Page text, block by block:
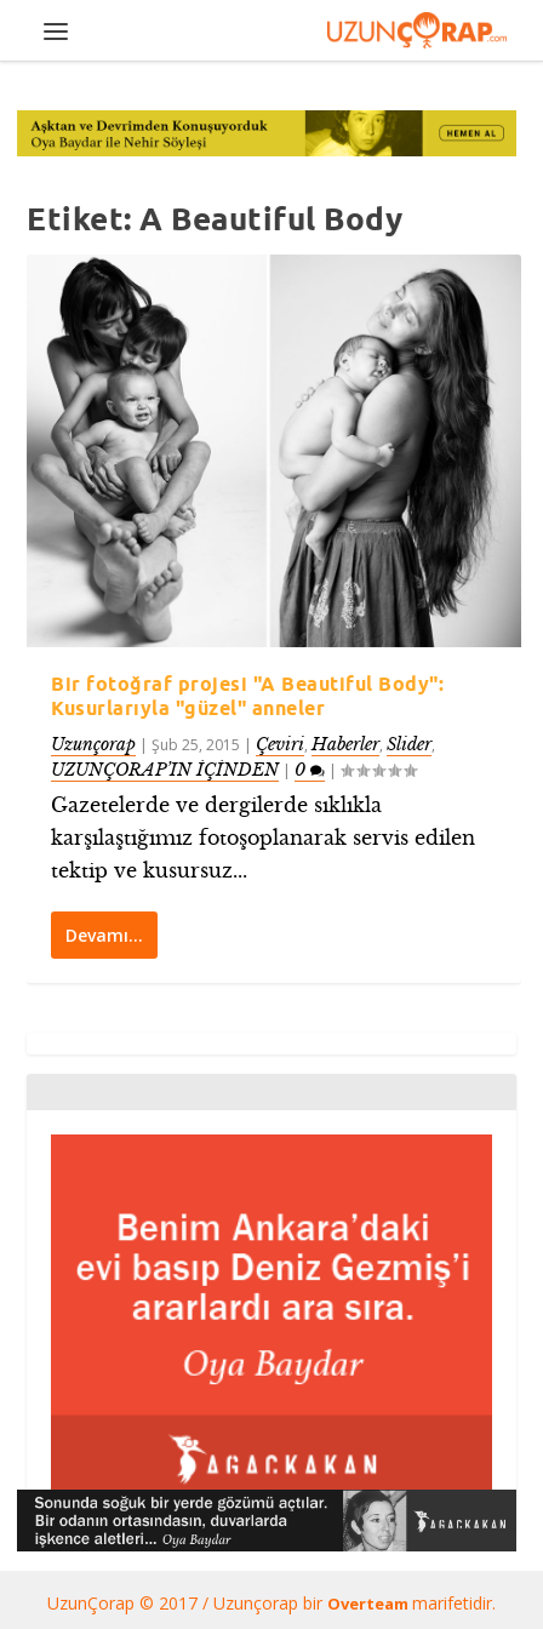
Etiket:A Beautiful Body
Bir fotoğraf projesi "A Beautiful Body":
Kusurlarıyla "güzel" anneler
Uzunçorap |Şub 25, 2015 | Çeviri,Haberler,Slider,
UZUNÇORAP’IN İÇİNDEN| 0 |
Gazetelerde ve dergilerde sıklıkla
karşılaştığımız fotoşoplanarak servis edilen
tektip ve kusursuz...
Devamı…
UzunÇorap © 2017 / Uzunçorap bir Overteam marifetidir.